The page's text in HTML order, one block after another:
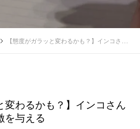
【態度がガラッと変わるかも？】インコさんにいい感じの刺激を与える
変わるかも？】インコさん
を与える